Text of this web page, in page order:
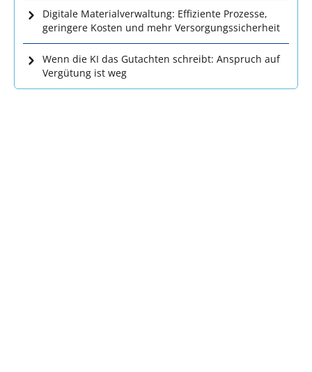
Digitale Materialverwaltung: Effiziente Prozesse,
geringere Kosten und mehr Versorgungssicherheit
Wenn die KI das Gutachten schreibt: Anspruch auf
Vergütung ist weg